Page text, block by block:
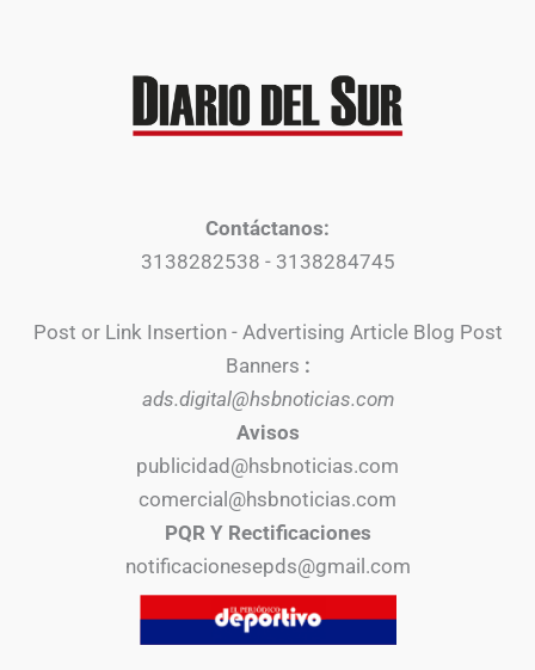
Contáctanos:
3138282538 - 3138284745
Post or Link Insertion - Advertising Article Blog Post
Banners :
ads.digital@hsbnoticias.com
Avisos
publicidad@hsbnoticias.com
comercial@hsbnoticias.com
PQR Y Rectificaciones
notificacionesepds@gmail.com